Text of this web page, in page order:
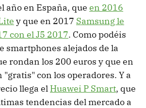
año en España, que en 2016
y que en 2017 Samsung le
con el J5 2017. Como podéis
smartphones alejados de la
rondan los 200 euros y que en
"gratis" con los operadores. Y a
llega el Huawei P Smart, que
tendencias del mercado a